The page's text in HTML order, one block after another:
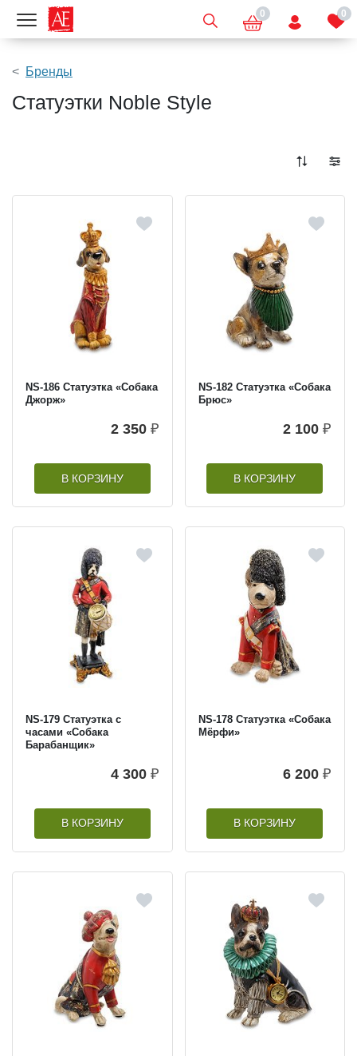
Показать меню 0 0
Бренды
Статуэтки Noble Style
NS-186 Статуэтка «Собака
Джорж»
2 350 ₽
В КОРЗИНУ
NS-182 Статуэтка «Собака
Брюс»
2 100 ₽
В КОРЗИНУ
NS-179 Статуэтка с
часами «Собака
Барабанщик»
4 300 ₽
В КОРЗИНУ
NS-178 Статуэтка «Собака
Мёрфи»
6 200 ₽
В КОРЗИНУ